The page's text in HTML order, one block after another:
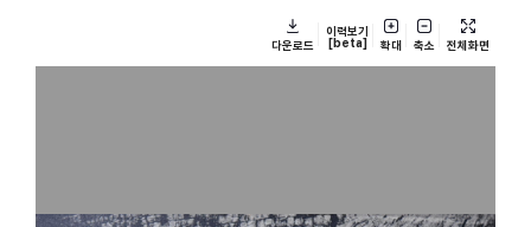
다운로드
이력보기
[beta]
확대 축소 전체화면